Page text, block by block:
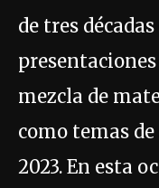
de tres
mezcla de
como temas
2023. En esta